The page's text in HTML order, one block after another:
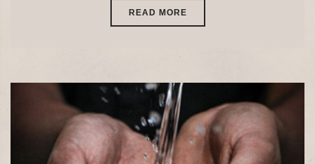
READ MORE